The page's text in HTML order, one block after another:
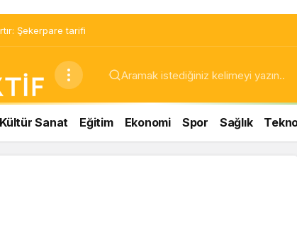
Şekerpare tarifi
Kültür Sanat Eğitim Ekonomi Spor Sağlık